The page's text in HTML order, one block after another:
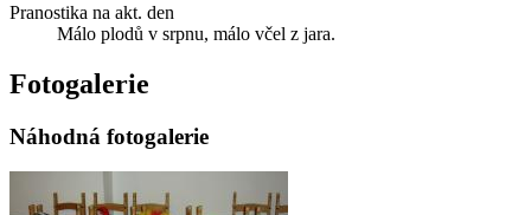
Pranostika na akt. den
Málo plodů v srpnu, málo včel z jara.
Fotogalerie
Náhodná fotogalerie